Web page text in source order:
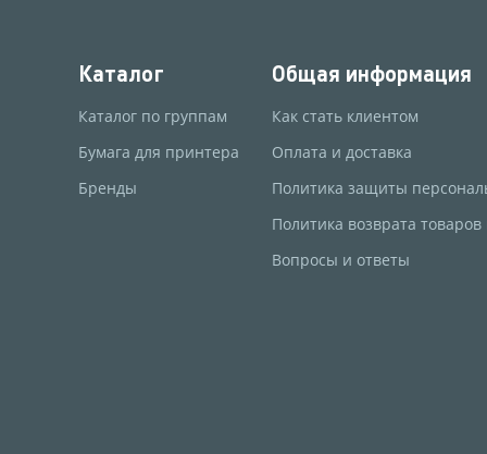
Каталог
Каталог по группам
Бумага для принтера
Бренды
Общая информация
Как стать клиентом
Оплата и доставка
Политика защиты
Политика возврата
Вопросы и ответы